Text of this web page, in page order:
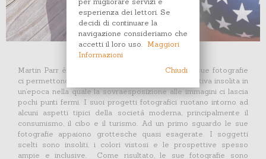
Martin Parr è un cronista del nostro tempo e le sue fotografie
ci permettono di vedere il mondo da una prospettiva insolita in
un’epoca nella quale la sovraesposizione alle immagini ci lascia
pochi punti fermi. I suoi progetti fotografici ruotano intorno ad
alcuni aspetti tipici della società moderna, principalmente il
consumismo, il cibo e il turismo. Ad un primo sguardo le sue
fotografie appaiono grottesche quasi esagerate. I soggetti
scelti sono insoliti, i colori vistosi e le prospettive spesso
ampie e inclusive. Come risultato, le sue fotografie sono
esperienza dei lettori. Se
decidi di continuare la
navigazione consideriamo che
accetti il loro uso.
Maggiori
Informazioni
Chiudi